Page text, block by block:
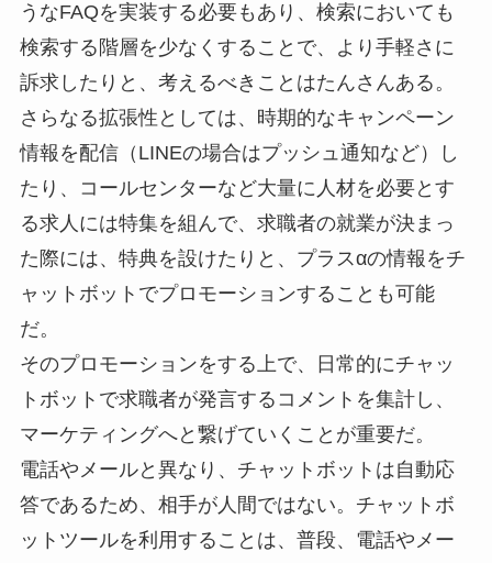
うなFAQを実装する必要もあり、検索においても
検索する階層を少なくすることで、より手軽さに
訴求したりと、考えるべきことはたんさんある。
さらなる拡張性としては、時期的なキャンペーン
情報を配信（LINEの場合はプッシュ通知など）し
たり、コールセンターなど大量に人材を必要とす
る求人には特集を組んで、求職者の就業が決まっ
た際には、特典を設けたりと、プラスαの情報をチ
ャットボットでプロモーションすることも可能
だ。
そのプロモーションをする上で、日常的にチャッ
トボットで求職者が発言するコメントを集計し、
マーケティングへと繋げていくことが重要だ。
電話やメールと異なり、チャットボットは自動応
答であるため、相手が人間ではない。チャットボ
ットツールを利用することは、普段、電話やメー